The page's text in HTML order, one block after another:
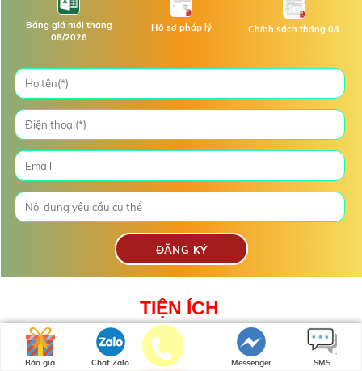
Bảng giá mới tháng
08/2026
Hồ sơ pháp lý Chính sách tháng 08
TIỆN ÍCH
Các tiện ích nội khu có tại dự án The Global City
có gì ?
Báo giá Chat Zalo Messenger SMS